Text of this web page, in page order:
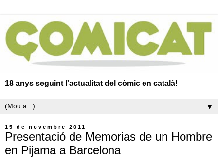
18 anys seguint l'actualitat del còmic en català!
▼
15 de novembre 2011
Presentació de Memorias de un Hombre
en Pijama a Barcelona